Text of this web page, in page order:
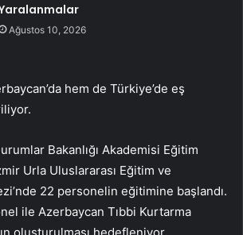
Ağustos 10, 2026
hem de Türkiye’de eş
Bakanlığı Akademisi Eğitim
Urla Uluslararası Eğitim ve
22 personelin eğitimine başlandı.
ile Azerbaycan Tıbbi Kurtarma
oluşturulması hedefleniyor.